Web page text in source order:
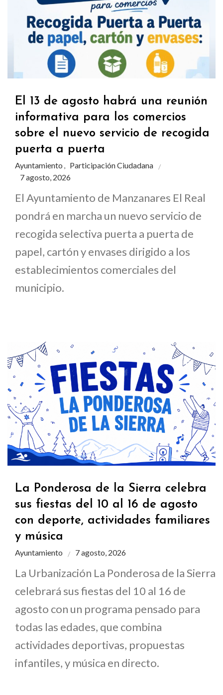
El 13 de agosto habrá una reunión
informativa para los comercios
sobre el nuevo servicio de recogida
puerta a puerta
Ayuntamiento , Participación Ciudadana
7 agosto, 2026
El Ayuntamiento de Manzanares El Real
pondrá en marcha un nuevo servicio de
recogida selectiva puerta a puerta de
papel, cartón y envases dirigido a los
establecimientos comerciales del
municipio.
La Ponderosa de la Sierra celebra
sus fiestas del 10 al 16 de agosto
con deporte, actividades familiares
y música
Ayuntamiento 7 agosto, 2026
La Urbanización La Ponderosa de la Sierra
celebrará sus fiestas del 10 al 16 de
agosto con un programa pensado para
todas las edades, que combina
actividades deportivas, propuestas
infantiles, y música en directo.